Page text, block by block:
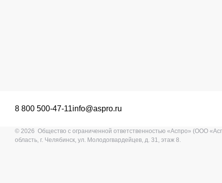
8 800 500-47-11info@aspro.ru
© 2026 Общество с ограниченной ответственностью «Аспро» (ООО
область, г. Челябинск, ул. Молодогвардейцев, д. 31, этаж 8.